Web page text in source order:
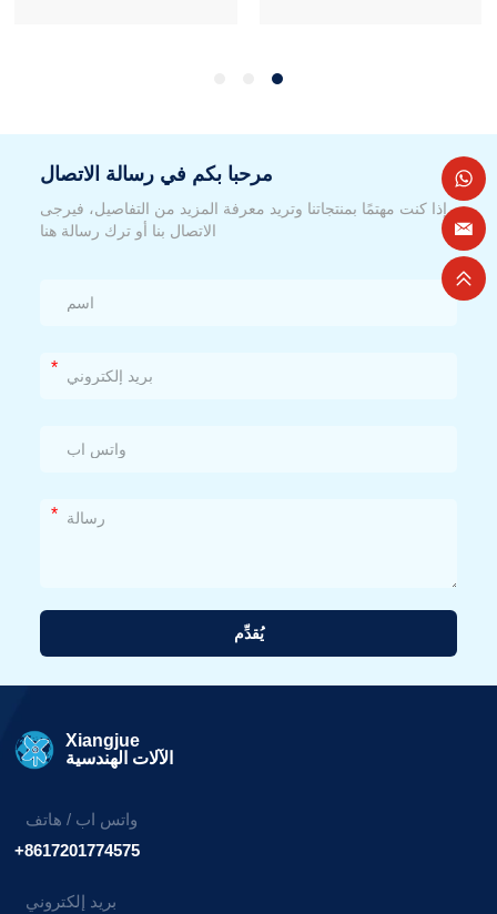
مرحبا بكم في رسالة الاتصال
إذا كنت مهتمًا بمنتجاتنا وتريد معرفة المزيد من التفاصيل، فيرجى
الاتصال بنا أو ترك رسالة هنا
*
*
يُقدِّم
Xiangjue
الآلات الهندسية
واتس اب / هاتف
+8617201774575
بريد إلكتروني